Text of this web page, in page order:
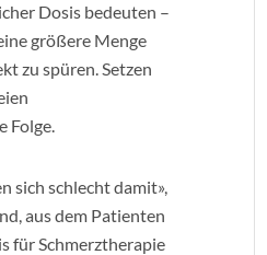
Dosis bedeuten –
größere Menge
zu spüren. Setzen
Folge.
sich schlecht damit»,
aus dem Patienten
für Schmerztherapie